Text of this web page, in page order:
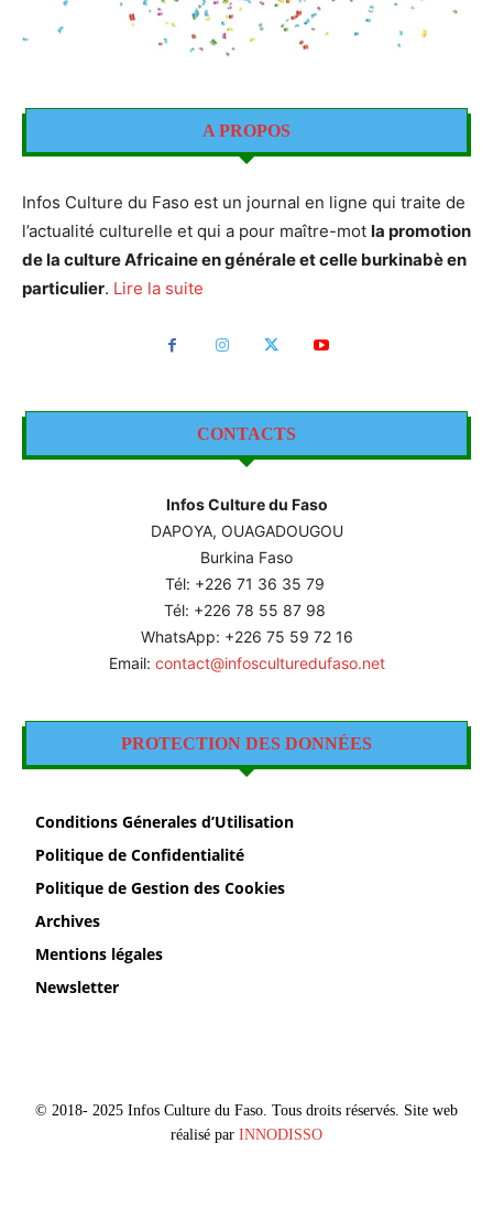
A PROPOS
Infos Culture du Faso est un journal en ligne qui traite de
l’actualité culturelle et qui a pour maître-mot la promotion
de la culture Africaine en générale et celle burkinabè en
particulier. Lire la suite
CONTACTS
Infos Culture du Faso
DAPOYA, OUAGADOUGOU
Burkina Faso
Tél: +226 71 36 35 79
Tél: +226 78 55 87 98
WhatsApp: +226 75 59 72 16
Email: contact@infosculturedufaso.net
PROTECTION DES DONNÉES
Conditions Génerales d’Utilisation
Politique de Confidentialité
Politique de Gestion des Cookies
Archives
Mentions légales
Newsletter
© 2018- 2025 Infos Culture du Faso. Tous droits réservés. Site web
réalisé par INNODISSO